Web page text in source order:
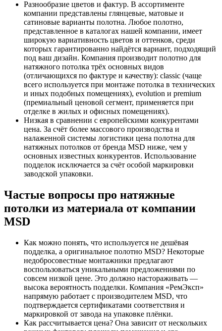
Разнообразие цветов и фактур. В ассортименте
компании представлены глянцевые, матовые и
сатиновые варианты полотна. Любое полотно,
представленное в каталогах нашей компании, имеет
широкую вариативность цветов и оттенков, среди
которых гарантированно найдётся вариант, подходящий
под ваш дизайн. Компания производит полотно для
натяжного потолка трёх основных видов
(отличающихся по фактуре и качеству): classic (чаще
всего используется при монтаже потолка в технических
и иных подобных помещениях), evolution и premium
(премиальный ценовой сегмент, применяется при
отделке в жилых и офисных помещениях).
Низкая в сравнении с европейскими конкурентами
цена. За счёт более массового производства и
налаженной системы логистики цена полотна для
натяжных потолков от бренда MSD ниже, чем у
основных известных конкурентов. Использование
подделок исключается за счёт особой маркировки
заводской упаковки.
Частые вопросы про натяжные
потолки из материала от компании
MSD
Как можно понять, что используется не дешёвая
подделка, а оригинальное полотно MSD? Некоторые
недобросовестные монтажники предлагают
воспользоваться уникальными предложениями по
совсем низкой цене. Это должно настораживать —
высока вероятность подделки. Компания «РемЭксп»
напрямую работает с производителем MSD, что
подтверждается сертификатами соответствия и
маркировкой от завода на упаковке плёнки.
Как рассчитывается цена? Она зависит от нескольких